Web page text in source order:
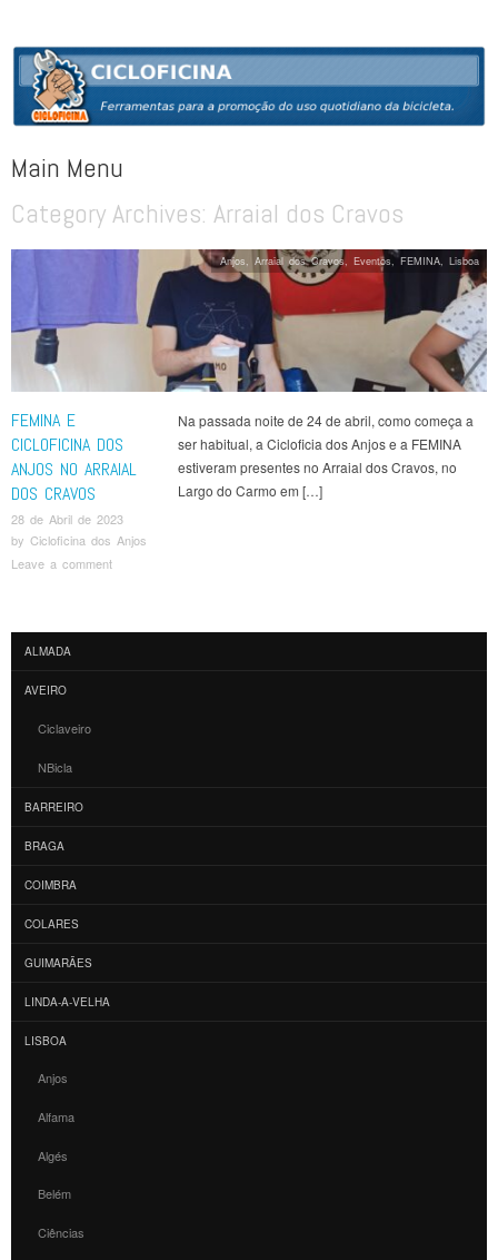
CICLOFICINA
Ferramentas para a promoção do uso quotidiano da bicicleta
Main Menu
Skip to content
Category Archives: Arraial dos Cravos
FEMINA E
CICLOFICINA DOS
ANJOS NO ARRAIAL
DOS CRAVOS
28 de Abril de 2023
by Cicloficina dos Anjos
Leave a comment
Na passada noite de 24 de abril, como começa a
ser habitual, a Cicloficia dos Anjos e a FEMINA
estiveram presentes no Arraial dos Cravos, no
Largo do Carmo em […]
Anjos, Arraial dos Cravos, Eventos,FEMINA, Lisboa
Post navigation
ALMADA
AVEIRO
Ciclaveiro
NBicla
BARREIRO
BRAGA
COIMBRA
COLARES
GUIMARÃES
LINDA-A-VELHA
LISBOA
Anjos
Alfama
Algés
Belém
Ciências